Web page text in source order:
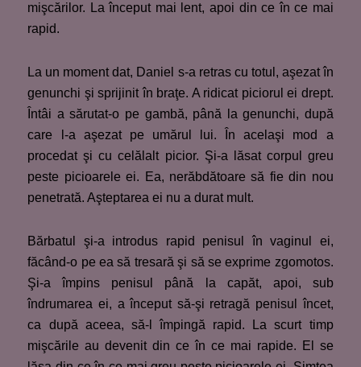
mişcărilor. La început mai lent, apoi din ce în ce mai
rapid.
La un moment dat, Daniel s-a retras cu totul, aşezat în
genunchi şi sprijinit în braţe. A ridicat piciorul ei drept.
Întâi a sărutat-o pe gambă, până la genunchi, după
care l-a aşezat pe umărul lui. În acelaşi mod a
procedat şi cu celălalt picior. Şi-a lăsat corpul greu
peste picioarele ei. Ea, nerăbdătoare să fie din nou
penetrată. Aşteptarea ei nu a durat mult.
Bărbatul şi-a introdus rapid penisul în vaginul ei,
făcând-o pe ea să tresară şi să se exprime zgomotos.
Şi-a împins penisul până la capăt, apoi, sub
îndrumarea ei, a început să-şi retragă penisul încet,
ca după aceea, să-l împingă rapid. La scurt timp
mişcările au devenit din ce în ce mai rapide. El se